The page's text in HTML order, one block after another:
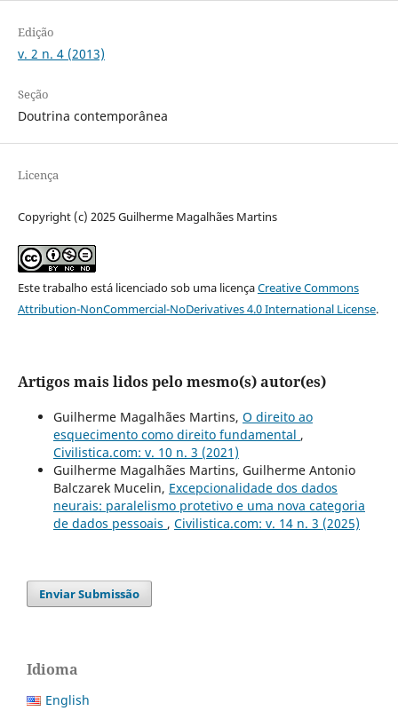
Edição
v. 2 n. 4 (2013)
Seção
Doutrina contemporânea
Licença
Copyright (c) 2025 Guilherme Magalhães Martins
Este trabalho está licenciado sob uma licençaCreative Commons
Attribution-NonCommercial-NoDerivatives 4.0 International License.
Artigos mais lidos pelo mesmo(s) autor(es)
Guilherme Magalhães Martins, O direito ao
esquecimento como direito fundamental ,
Civilistica.com: v. 10 n. 3 (2021)
Guilherme Magalhães Martins, Guilherme Antonio
Balczarek Mucelin, Excepcionalidade dos dados
neurais: paralelismo protetivo e uma nova categoria
de dados pessoais , Civilistica.com: v. 14 n. 3 (2025)
Enviar Submissão
Idioma
English